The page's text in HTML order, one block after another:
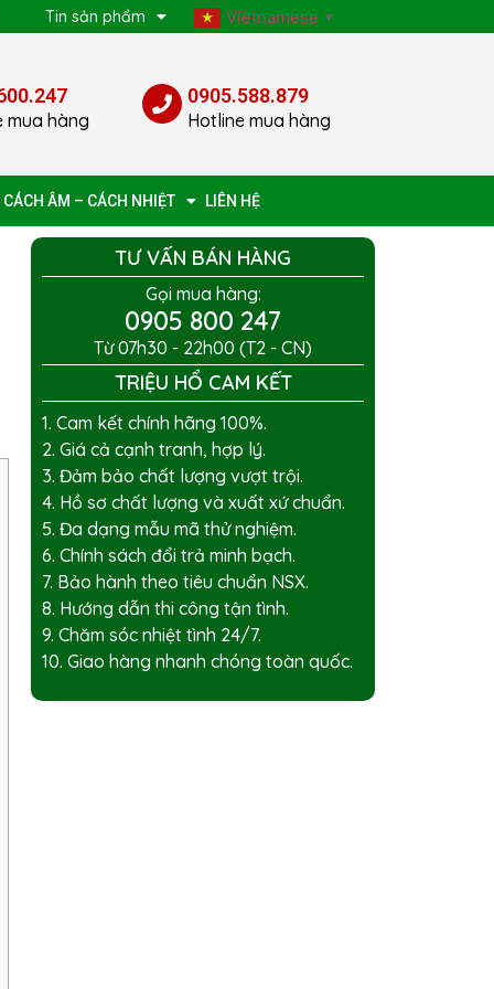
Tin sản phẩm Vietnamese ▼
mua hàng
0905.588.879
Hotline mua hàng
CÁCH ÂM – CÁCH NHIỆT LIÊN HỆ
TƯ VẤN BÁN HÀNG
Gọi mua hàng:
0905 800 247
Từ 07h30 - 22h00 (T2 - CN)
TRIỆU HỔ CAM KẾT
1. Cam kết chính hãng 100%.
2. Giá cả cạnh tranh, hợp lý.
3. Đảm bảo chất lượng vượt trội.
4. Hồ sơ chất lượng và xuất xứ chuẩn.
5. Đa dạng mẫu mã thử nghiệm.
6. Chính sách đổi trả minh bạch.
7. Bảo hành theo tiêu chuẩn NSX.
8. Hướng dẫn thi công tận tình.
9. Chăm sóc nhiệt tình 24/7.
10. Giao hàng nhanh chóng toàn quốc.